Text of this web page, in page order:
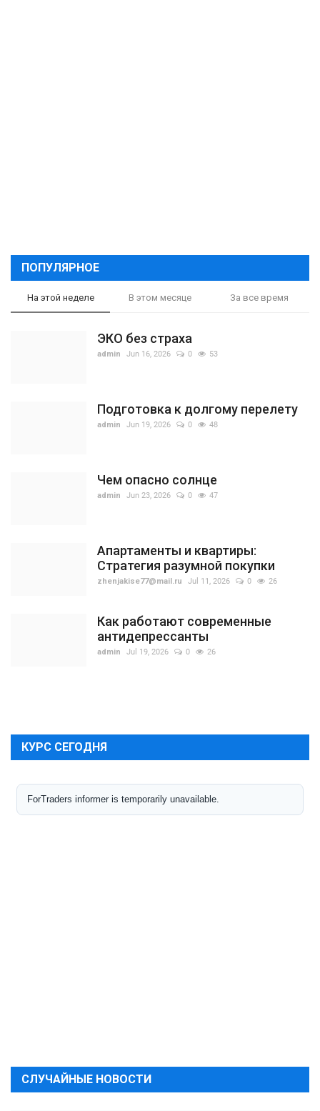
ПОПУЛЯРНОЕ
На этой неделе В этом месяце За все время
ЭКО без страха
admin Jun 16, 2026 0 53
Подготовка к долгому перелету
admin Jun 19, 2026 0 48
Чем опасно солнце
admin Jun 23, 2026 0 47
Апартаменты и квартиры:
Стратегия разумной покупки
zhenjakise77@mail.ru Jul 11, 2026 0 26
Как работают современные
антидепрессанты
admin Jul 19, 2026 0 26
КУРС СЕГОДНЯ
СЛУЧАЙНЫЕ НОВОСТИ